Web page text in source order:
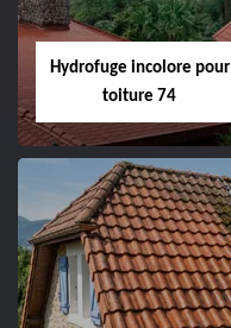
Hydrofuge incolore pour
toiture 74